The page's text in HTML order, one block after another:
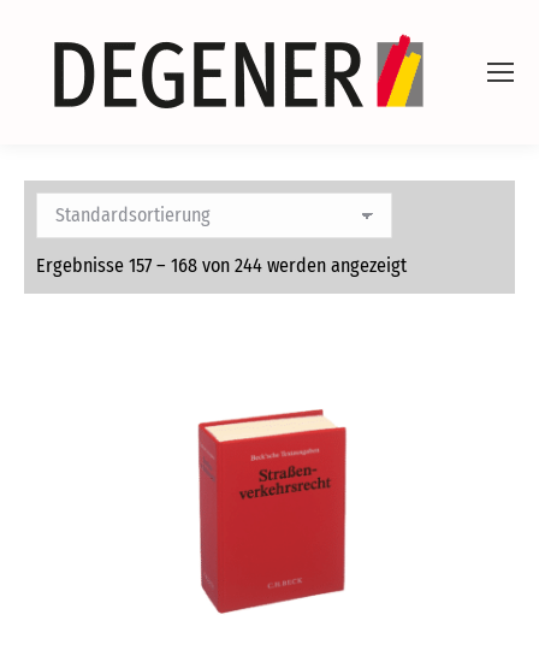
Ergebnisse 157 – 168 von 244 werden angezeigt